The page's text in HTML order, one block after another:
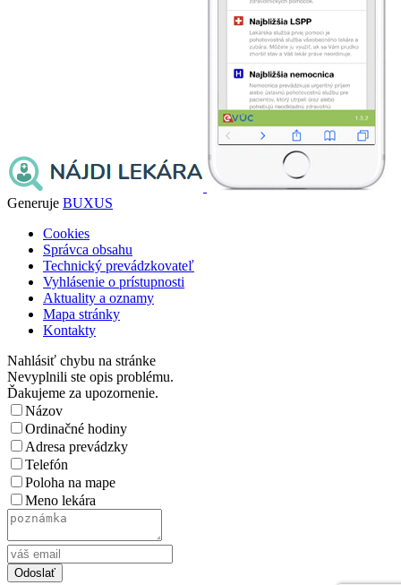
Generuje BUXUS
Cookies
Správca obsahu
Technický prevádzkovateľ
Vyhlásenie o prístupnosti
Aktuality a oznamy
Mapa stránky
Kontakty
Nahlásiť chybu na stránke
Nevyplnili ste opis problému.
Ďakujeme za upozornenie.
Názov
Ordinačné hodiny
Adresa prevádzky
Telefón
Poloha na mape
Meno lekára